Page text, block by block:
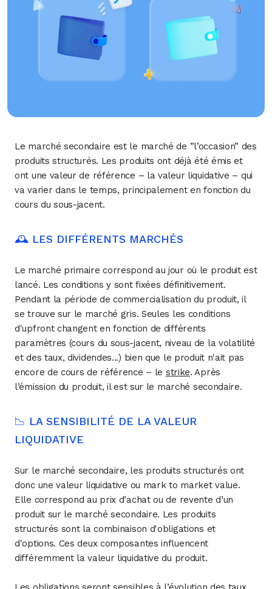
Le marché secondaire est le marché de ”l’occasion” des
produits structurés. Les produits ont déjà été émis et
ont une valeur de référence – la valeur liquidative – qui
va varier dans le temps, principalement en fonction du
cours du sous-jacent.
🕰 LES DIFFÉRENTS MARCHÉS
Le marché primaire correspond au jour où le produit est
lancé. Les conditions y sont fixées définitivement.
Pendant la période de commercialisation du produit, il
se trouve sur le marché gris. Seules les conditions
d'upfront changent en fonction de différents
paramètres (cours du sous-jacent, niveau de la volatilité
et des taux, dividendes...) bien que le produit n'ait pas
encore de cours de référence – le strike. Après
l’émission du produit, il est sur le marché secondaire.
📉 LA SENSIBILITÉ DE LA VALEUR
LIQUIDATIVE
Sur le marché secondaire, les produits structurés ont
donc une valeur liquidative ou mark to market value.
Elle correspond au prix d’achat ou de revente d’un
produit sur le marché secondaire. Les produits
structurés sont la combinaison d'obligations et
d'options. Ces deux composantes influencent
différemment la valeur liquidative du produit.